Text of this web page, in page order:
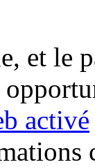
et le
activé